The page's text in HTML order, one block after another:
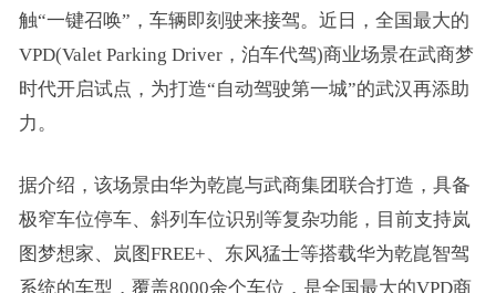
触“一键召唤”，车辆即刻驶来接驾。近日，全国最大的
VPD(Valet Parking Driver，泊车代驾)商业场景在武商梦
时代开启试点，为打造“自动驾驶第一城”的武汉再添助
力。
据介绍，该场景由华为乾崑与武商集团联合打造，具备
极窄车位停车、斜列车位识别等复杂功能，目前支持岚
图梦想家、岚图FREE+、东风猛士等搭载华为乾崑智驾
系统的车型，覆盖8000余个车位，是全国最大的VPD商